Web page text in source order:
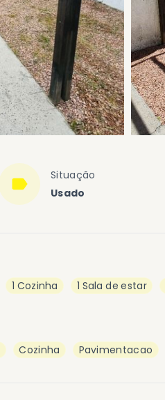
Situação
Usado
1 Cozinha 1 Sala de estar
Cozinha Pavimentacao